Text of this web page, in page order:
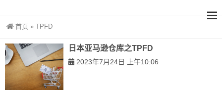
首页 » TPFD
日本亚马逊仓库之TPFD
2023年7月24日 上午10:06